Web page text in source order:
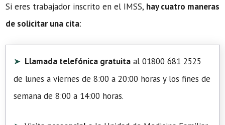
Si eres trabajador inscrito en el IMSS, hay cuatro maneras
de solicitar una cita:
Llamada telefónica gratuita al 01800 681 2525
de lunes a viernes de 8:00 a 20:00 horas y los fines de
semana de 8:00 a 14:00 horas.